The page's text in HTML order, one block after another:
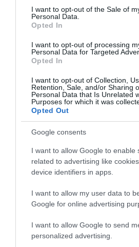
consent section.
I want to opt-out of the Sale of
Personal Data.
Opted In
I want to opt-out of processing
Personal Data for Targeted
Opted In
I want to opt-out of Collection,
Retention, Sale, and/or Sharing
Personal Data that Is Unrelated
Purposes for which it was
Opted Out
Google consents
I want to allow Google to enable
related to advertising like
device identifiers in apps.
I want to allow my user data to
Google for online advertising
I want to allow Google to send
personalized advertising.
5 h 2 min
Fungus Dries Up And Falls
346